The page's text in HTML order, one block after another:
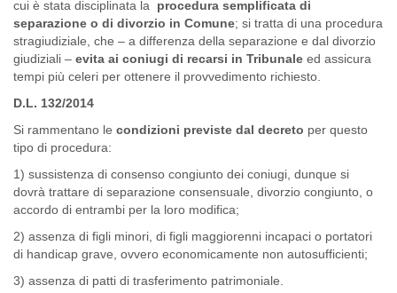
cui è stata disciplinata la procedura semplificata di
separazione o di divorzio in Comune; si tratta di una procedura
stragiudiziale, che – a differenza della separazione e dal divorzio
giudiziali – evita ai coniugi di recarsi in Tribunale ed assicura
tempi più celeri per ottenere il provvedimento richiesto.
D.L. 132/2014
Si rammentano le condizioni previste dal decreto per questo
tipo di procedura:
1) sussistenza di consenso congiunto dei coniugi, dunque si
dovrà trattare di separazione consensuale, divorzio congiunto, o
accordo di entrambi per la loro modifica;
2) assenza di figli minori, di figli maggiorenni incapaci o portatori
di handicap grave, ovvero economicamente non autosufficienti;
3) assenza di patti di trasferimento patrimoniale.